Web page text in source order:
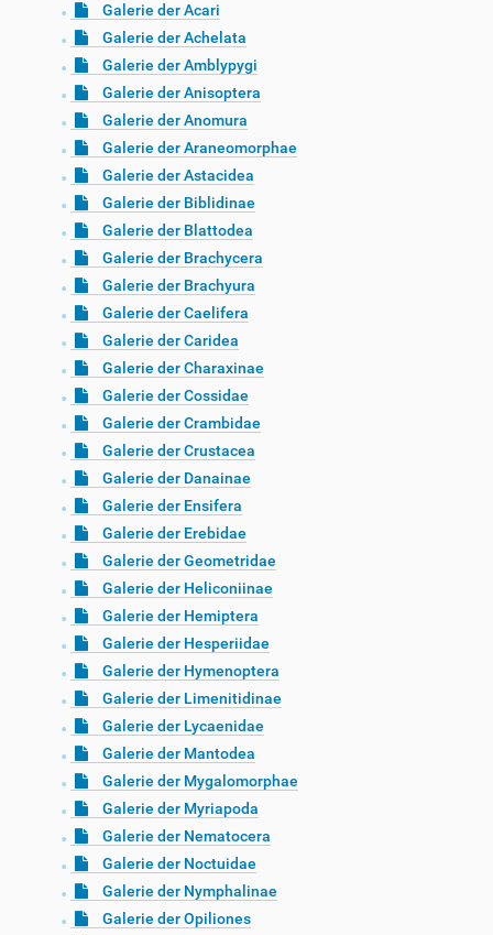
Galerie der Acari
Galerie der Achelata
Galerie der Amblypygi
Galerie der Anisoptera
Galerie der Anomura
Galerie der Araneomorphae
Galerie der Astacidea
Galerie der Biblidinae
Galerie der Blattodea
Galerie der Brachycera
Galerie der Brachyura
Galerie der Caelifera
Galerie der Caridea
Galerie der Charaxinae
Galerie der Cossidae
Galerie der Crambidae
Galerie der Crustacea
Galerie der Danainae
Galerie der Ensifera
Galerie der Erebidae
Galerie der Geometridae
Galerie der Heliconiinae
Galerie der Hemiptera
Galerie der Hesperiidae
Galerie der Hymenoptera
Galerie der Limenitidinae
Galerie der Lycaenidae
Galerie der Mantodea
Galerie der Mygalomorphae
Galerie der Myriapoda
Galerie der Nematocera
Galerie der Noctuidae
Galerie der Nymphalinae
Galerie der Opiliones